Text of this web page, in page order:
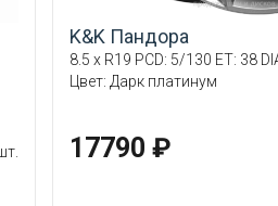
K&K Пандора
8.5 x R19 PCD: 5/130 ET: 38
Цвет: Дарк платинум
17790 ₽